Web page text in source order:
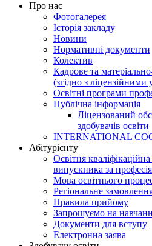
Про нас
Фотогалерея
Історія закладу
Новини
Нормативні документи
Колектив
Кадрове та
(згідно з
Освітні програми
Публічна інформація
Ліцензований
здобувачів освіти
INTERNATIONAL
Абітурієнту
Освітня
випускника за
Мова освітнього
Регіональне
Правила прийому
Запрошуємо на
Документи для вступу
Електронна заява